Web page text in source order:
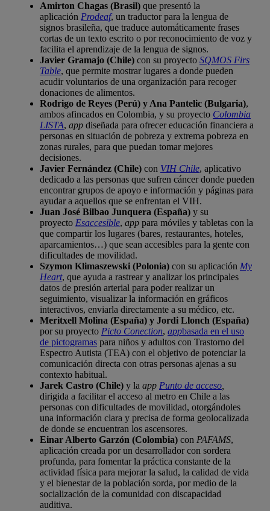
Amirton Chagas (Brasil) que presentó la
aplicación Prodeaf, un traductor para la lengua de
signos brasileña, que traduce automáticamente frases
cortas de un texto escrito o por reconocimiento de voz y
facilita el aprendizaje de la lengua de signos.
Javier Gramajo (Chile) con su proyecto SQMOS Firs
Table, que permite mostrar lugares a donde pueden
acudir voluntarios de una organización para recoger
donaciones de alimentos.
Rodrigo de Reyes (Perú) y Ana Pantelic (Bulgaria),
ambos afincados en Colombia, y su proyecto Colombia
LISTA, app diseñada para ofrecer educación financiera a
personas en situación de pobreza y extrema pobreza en
zonas rurales, para que puedan tomar mejores
decisiones.
Javier Fernández (Chile) con VIH Chile, aplicativo
dedicado a las personas que sufren cáncer donde pueden
encontrar grupos de apoyo e información y páginas para
ayudar a aquellos que se enfrentan el VIH.
Juan José Bilbao Junquera (España) y su
proyecto Esaccesible, app para móviles y tabletas con la
que compartir los lugares (bares, restaurantes, hoteles,
aparcamientos…) que sean accesibles para la gente con
dificultades de movilidad.
Szymon Klimaszewski (Polonia) con su aplicación My
Heart, que ayuda a rastrear y analizar los principales
datos de presión arterial para poder realizar un
seguimiento, visualizar la información en gráficos
interactivos, enviarla directamente a su médico, etc.
Meritxell Molina (España) y Jordi Llonch (España)
por su proyecto Picto Conection, appbasada en el uso
de pictogramas para niños y adultos con Trastorno del
Espectro Autista (TEA) con el objetivo de potenciar la
comunicación directa con otras personas ajenas a su
contexto habitual.
Jarek Castro (Chile) y la app Punto de acceso,
dirigida a facilitar el acceso al metro en Chile a las
personas con dificultades de movilidad, otorgándoles
una información clara y precisa de forma geolocalizada
de donde se encuentran los ascensores.
Einar Alberto Garzón (Colombia) con PAFAMS,
aplicación creada por un desarrollador con sordera
profunda, para fomentar la práctica constante de la
actividad física para mejorar la salud, la calidad de vida
y el bienestar de la población sorda, por medio de la
socialización de la comunidad con discapacidad
auditiva.